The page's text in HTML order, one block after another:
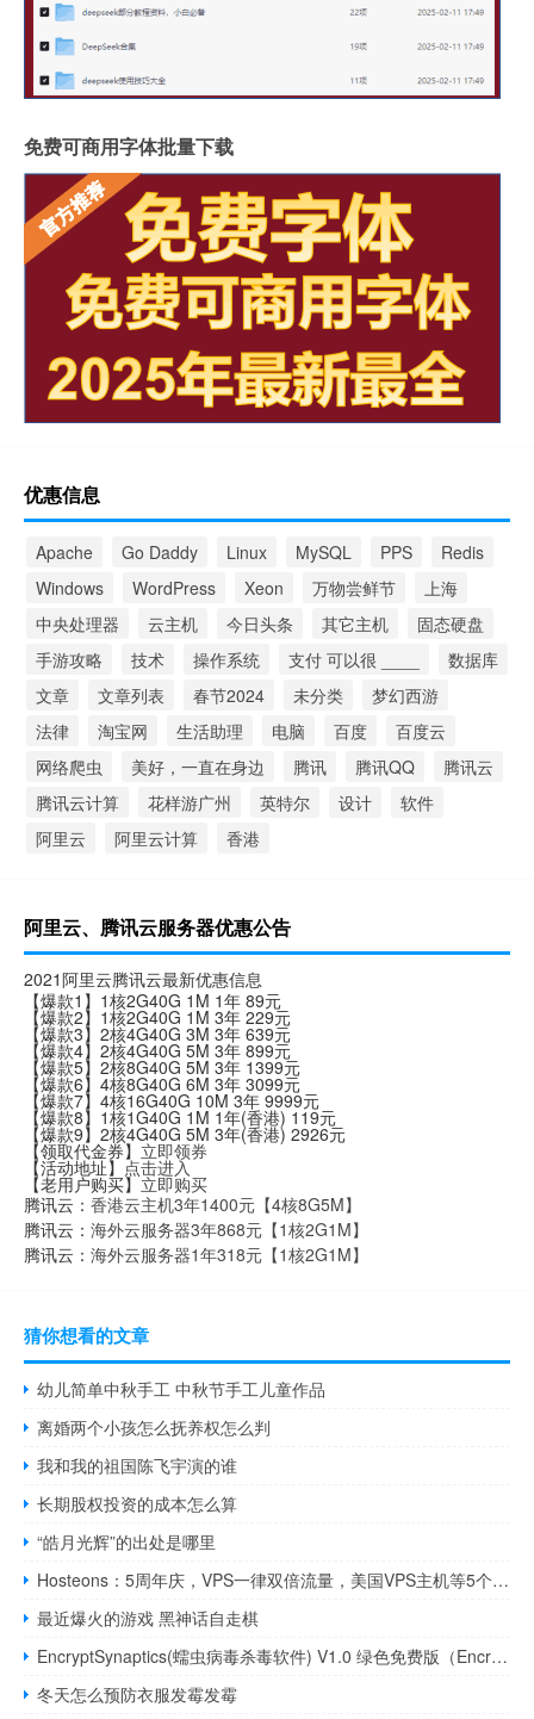
免费可商用字体批量下载
优惠信息
Apache Go Daddy Linux MySQL PPS
Redis
Windows
WordPress Xeon 万物尝鲜节
上海
中央处理器
云主机 今日头条 其它主机
固态硬盘
手游攻略
技术 操作系统 支付 可以很 ____
数据库
文章
文章列表 春节2024 未分类
梦幻西游
法律
淘宝网 生活助理 电脑 百度
百度云
网络爬虫
美好，一直在身边 腾讯 腾讯QQ
腾讯云
腾讯云计算
花样游广州 英特尔 设计
软件
阿里云
阿里云计算 香港
阿里云、腾讯云服务器优惠公告
2021阿里云腾讯云最新优惠信息
【爆款1】1核2G40G 1M 1年 89元
【爆款2】1核2G40G 1M 3年 229元
【爆款3】2核4G40G 3M 3年 639元
【爆款4】2核4G40G 5M 3年 899元
【爆款5】2核8G40G 5M 3年 1399元
【爆款6】4核8G40G 6M 3年 3099元
【爆款7】4核16G40G 10M 3年 9999元
【爆款8】1核1G40G 1M 1年(香港) 119元
【爆款9】2核4G40G 5M 3年(香港) 2926元
【领取代金券】 立即领券
【活动地址】 点击进入
【老用户购买】立即购买
腾讯云： 香港云主机3年1400元【4核8G5M】
腾讯云： 海外云服务器3年868元【1核2G1M】
腾讯云： 海外云服务器1年318元【1核2G1M】
猜你想看的文章
幼儿简单中秋手工 中秋节手工儿童作品
离婚两个小孩怎么抚养权怎么判
我和我的祖国陈飞宇演的谁
长期股权投资的成本怎么算
“皓月光辉”的出处是哪里
Hosteons：5周年庆，VPS一律双倍流量，美国VPS主机等5个机房，自带100G高防，低至$16/年
最近爆火的游戏 黑神话自走棋
EncryptSynaptics(蠕虫病毒杀毒软件) V1.0 绿色免费版（EncryptSynaptics(蠕虫病毒杀毒软件) V1.0 绿色免费版功能简介）
冬天怎么预防衣服发霉发霉